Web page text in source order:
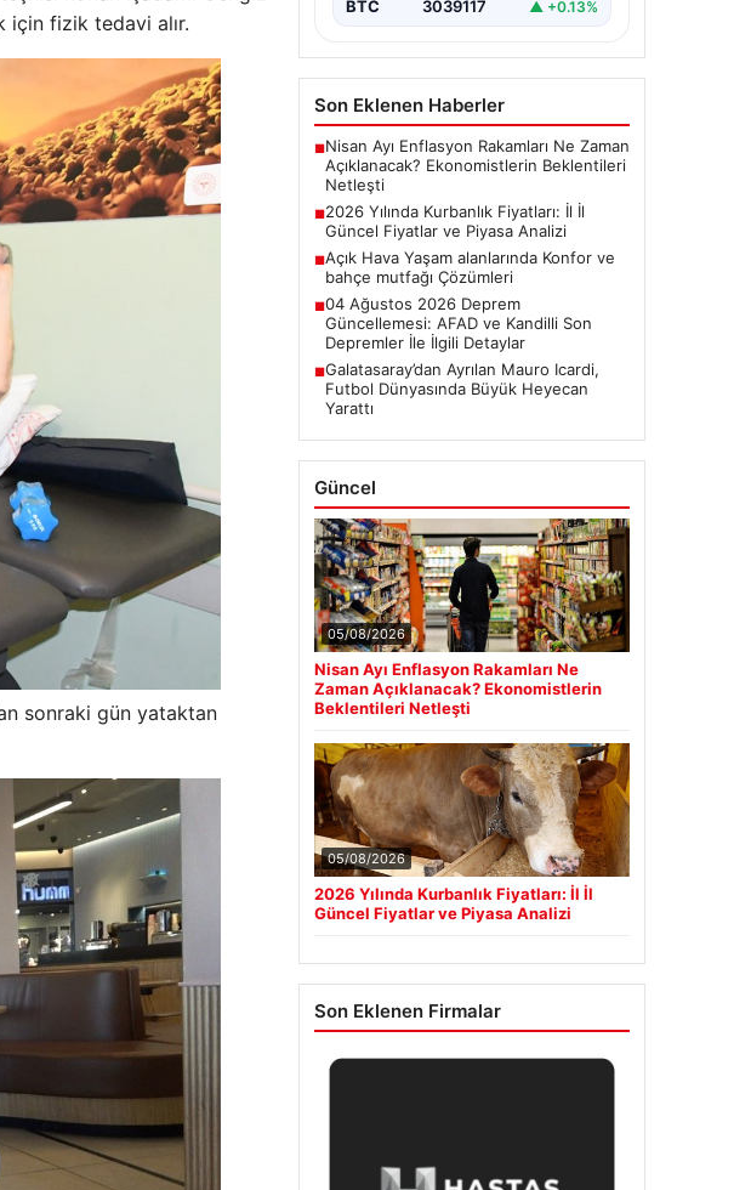
için fizik tedavi alır.
sonraki gün yataktan
BTC 3039117 ▲ +0.13%
Son Eklenen Haberler
■Nisan Ayı Enflasyon Rakamları Ne Zaman
Açıklanacak? Ekonomistlerin Beklentileri
Netleşti
■2026 Yılında Kurbanlık Fiyatları: İl İl
Güncel Fiyatlar ve Piyasa Analizi
■Açık Hava Yaşam alanlarında Konfor ve
bahçe mutfağı Çözümleri
■04 Ağustos 2026 Deprem
Güncellemesi: AFAD ve Kandilli Son
Depremler İle İlgili Detaylar
■Galatasaray’dan Ayrılan Mauro Icardi,
Futbol Dünyasında Büyük Heyecan
Yarattı
Güncel
05/08/2026
Nisan Ayı Enflasyon Rakamları Ne
Zaman Açıklanacak? Ekonomistlerin
Beklentileri Netleşti
05/08/2026
2026 Yılında Kurbanlık Fiyatları: İl İl
Güncel Fiyatlar ve Piyasa Analizi
Son Eklenen Firmalar